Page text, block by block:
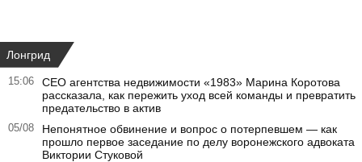
Лонгрид
15:06
CEO агентства недвижимости «1983» Марина Коротова
рассказала, как пережить уход всей команды и превратить
предательство в актив
05/08
Непонятное обвинение и вопрос о потерпевшем — как
прошло первое заседание по делу воронежского адвоката
Виктории Стуковой